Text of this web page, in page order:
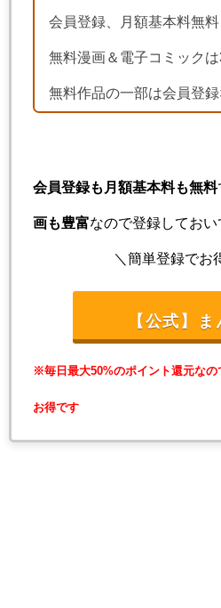
会員登録、月額基本料無料
無料漫画＆電子コミックは
無料作品の一部は会員登録
会員登録も月額基本料も無料
画も豊富なので登録しておい
＼簡単登録でお
【公式】
※毎日最大50%のポイント還元な
お得です